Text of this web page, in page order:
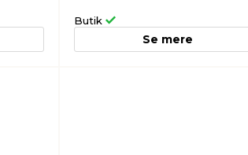
Butik
Se mere